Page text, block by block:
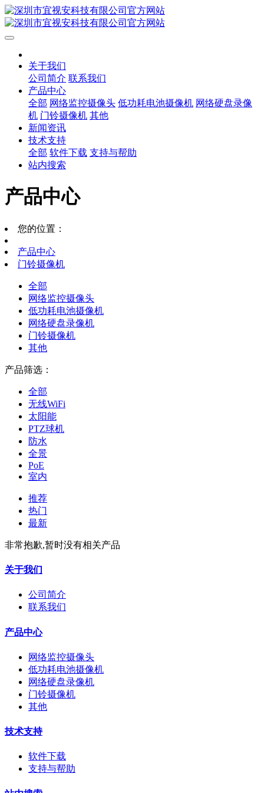
关于我们
公司简介 联系我们
产品中心
全部 网络监控摄像头 低功耗电池摄像机 网络硬盘录像
机 门铃摄像机 其他
新闻资讯
技术支持
全部 软件下载 支持与帮助
站内搜索
产品中心
您的位置：
产品中心
门铃摄像机
全部
网络监控摄像头
低功耗电池摄像机
网络硬盘录像机
门铃摄像机
其他
产品筛选：
全部
无线WiFi
太阳能
PTZ球机
防水
全景
PoE
室内
推荐
热门
最新
非常抱歉,暂时没有相关产品
关于我们
公司简介
联系我们
产品中心
网络监控摄像头
低功耗电池摄像机
网络硬盘录像机
门铃摄像机
其他
技术支持
软件下载
支持与帮助